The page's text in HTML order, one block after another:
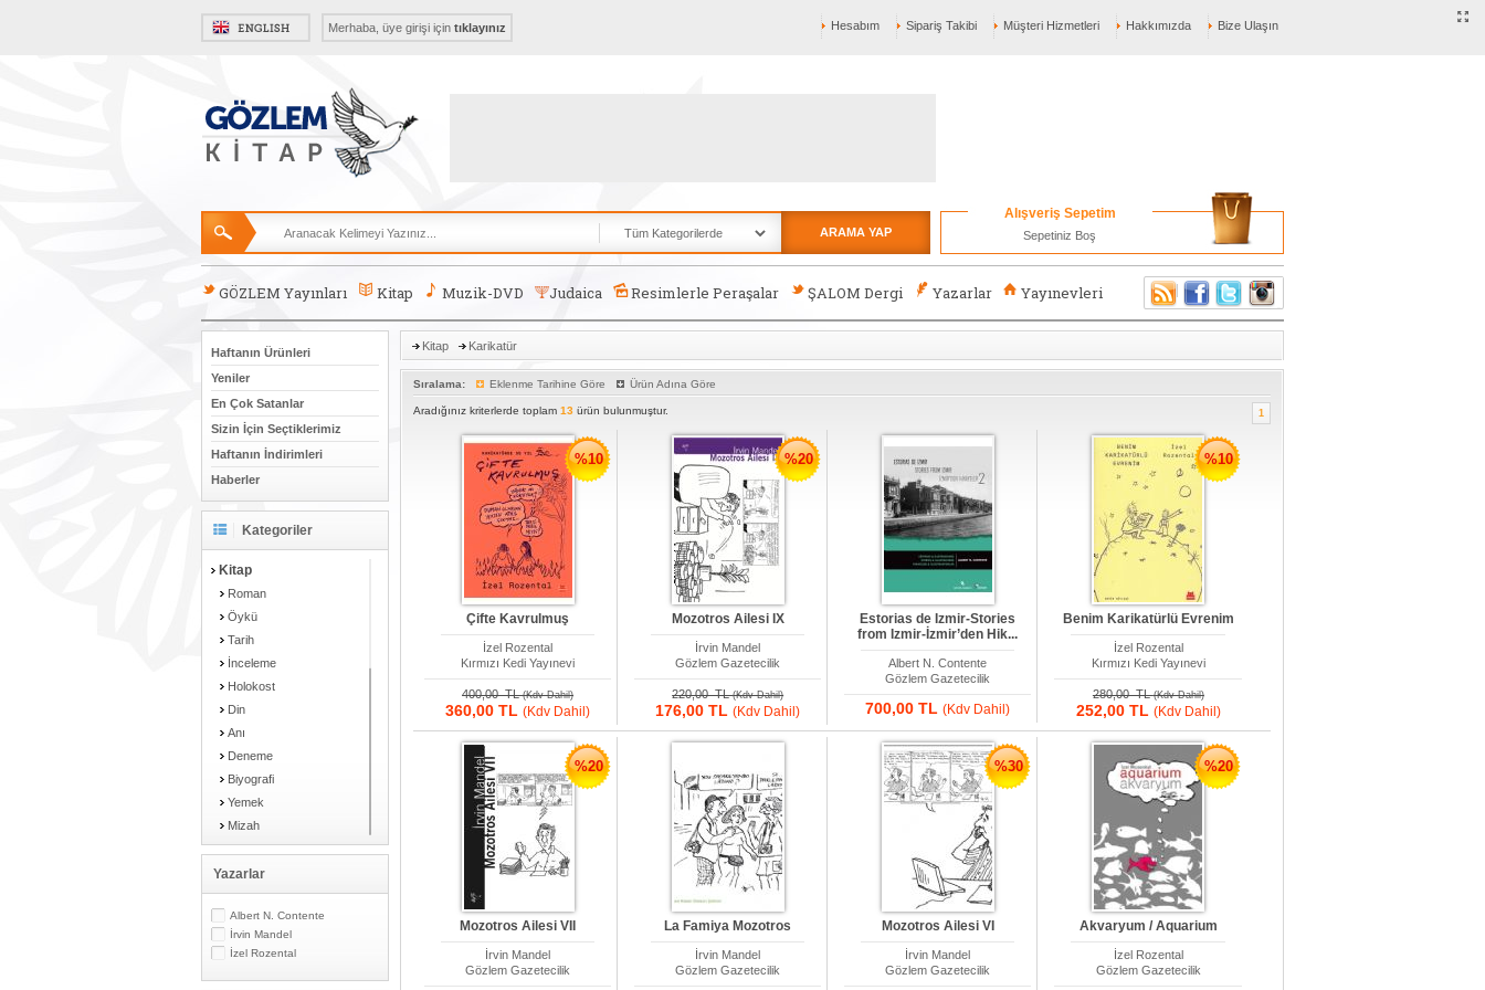
Merhaba, üye girişi için tıklayınız Bize Ulaşın
Hakkımızda
Müşteri Hizmetleri
Sipariş Takibi
Hesabım
ARAMA YAP
Alışveriş Sepetim
Sepetiniz Boş
GÖZLEM Yayınları Kitap Muzik-DVD Judaica Resimlerle Peraşalar ŞALOM Dergi Yazarlar Yayınevleri
Haftanın Ürünleri
Yeniler
En Çok Satanlar
Sizin İçin Seçtiklerimiz
Haftanın İndirimleri
Haberler
Kategoriler
Kitap
Roman
Öykü
Tarih
İnceleme
Holokost
Din
Anı
Deneme
Biyografi
Yemek
Mizah
Çizgi Roman
Karikatür
Farklı Dilden Kitaplar
Kişisel Gelişim
Sosyoloji
Yazarlar
Albert N. Contente
İrvin Mandel
İzel Rozental
Kitap Karikatür
Sıralama: Eklenme Tarihine Göre Ürün Adına Göre
Aradığınız kriterlerde toplam 13 ürün bulunmuştur. 1
%10
Çifte Kavrulmuş
İzel Rozental
Kırmızı Kedi Yayınevi
400,00 TL(Kdv Dahil)
360,00 TL(Kdv Dahil)
%20
Mozotros Ailesi IX
İrvin Mandel
Gözlem Gazetecilik
220,00 TL(Kdv Dahil)
176,00 TL(Kdv Dahil)
Estorias de Izmir-Stories
from Izmir-İzmir’den Hik...
Albert N. Contente
Gözlem Gazetecilik
700,00 TL(Kdv Dahil)
%10
Benim Karikatürlü Evrenim
İzel Rozental
Kırmızı Kedi Yayınevi
280,00 TL(Kdv Dahil)
252,00 TL (Kdv Dahil)
%20
Mozotros Ailesi VII
İrvin Mandel
Gözlem Gazetecilik
La Famiya Mozotros
İrvin Mandel
Gözlem Gazetecilik
%30
Mozotros Ailesi VI
İrvin Mandel
Gözlem Gazetecilik
%20
Akvaryum / Aquarium
İzel Rozental
Gözlem Gazetecilik